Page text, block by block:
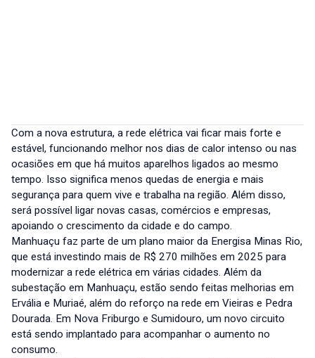
Com a nova estrutura, a rede elétrica vai ficar mais forte e
estável, funcionando melhor nos dias de calor intenso ou nas
ocasiões em que há muitos aparelhos ligados ao mesmo
tempo. Isso significa menos quedas de energia e mais
segurança para quem vive e trabalha na região. Além disso,
será possível ligar novas casas, comércios e empresas,
apoiando o crescimento da cidade e do campo.
Manhuaçu faz parte de um plano maior da Energisa Minas Rio,
que está investindo mais de R$ 270 milhões em 2025 para
modernizar a rede elétrica em várias cidades. Além da
subestação em Manhuaçu, estão sendo feitas melhorias em
Ervália e Muriaé, além do reforço na rede em Vieiras e Pedra
Dourada. Em Nova Friburgo e Sumidouro, um novo circuito
está sendo implantado para acompanhar o aumento no
consumo.